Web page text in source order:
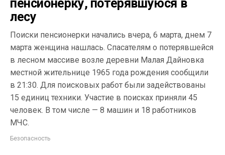
пенсионерку, потерявшуюся в
лесу
Поиски пенсионерки начались вчера, 6 марта, днем 7
марта женщина нашлась. Спасателям о потерявшейся
в лесном массиве возле деревни Малая Дайновка
местной жительнице 1965 года рождения сообщили
в 21:30. Для поисковых работ были задействованы
15 единиц техники. Участие в поисках приняли 45
человек. В том числе — 8 машин и 18 работников
МЧС.
Безопасность